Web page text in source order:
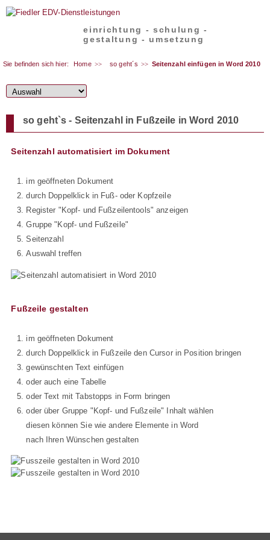
einrichtung - schulung -
gestaltung - umsetzung
Sie befinden sich hier: Home so geht´s Seitenzahl einfügen in Word 2010
so geht`s - Seitenzahl in Fußzeile in Word 2010
Seitenzahl automatisiert im Dokument
im geöffneten Dokument
durch Doppelklick in Fuß- oder Kopfzeile
Register "Kopf- und Fußzeilentools" anzeigen
Gruppe "Kopf- und Fußzeile"
Seitenzahl
Auswahl treffen
Fußzeile gestalten
im geöffneten Dokument
durch Doppelklick in Fußzeile den Cursor in Position bringen
gewünschten Text einfügen
oder auch eine Tabelle
oder Text mit Tabstopps in Form bringen
oder über Gruppe "Kopf- und Fußzeile" Inhalt wählen
diesen können Sie wie andere Elemente in Word
nach Ihren Wünschen gestalten